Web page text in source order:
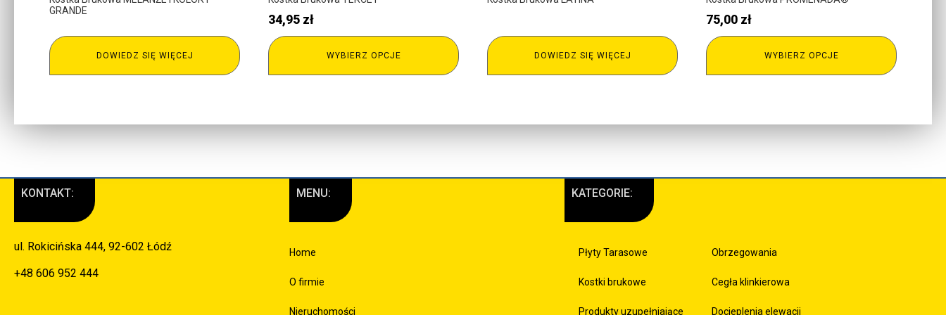
GRANDE
DOWIEDZ SIĘ WIĘCEJ
34,95 zł
WYBIERZ OPCJE DOWIEDZ SIĘ WIĘCEJ
75,00 zł
WYBIERZ OPCJE
KONTAKT:
ul. Rokicińska 444, 92-602 Łódź
+48 606 952 444
MENU:
Home
O firmie
Nieruchomości
KATEGORIE:
Płyty Tarasowe
Kostki brukowe
Produkty uzupełniające
Obrzegowania
Cegła klinkierowa
Docieplenia elewacji